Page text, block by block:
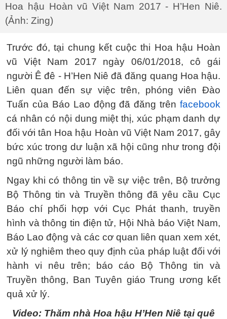
Hoa hậu Hoàn vũ Việt Nam 2017 - H’Hen Niê.
(Ảnh: Zing)
Trước đó, tại chung kết cuộc thi Hoa hậu Hoàn
vũ Việt Nam 2017 ngày 06/01/2018, cô gái
người Ê đê - H’Hen Niê đã đăng quang Hoa hậu.
Liên quan đến sự việc trên, phóng viên Đào
Tuấn của Báo Lao động đã đăng trên facebook
cá nhân có nội dung miệt thị, xúc phạm danh dự
đối với tân Hoa hậu Hoàn vũ Việt Nam 2017, gây
bức xúc trong dư luận xã hội cũng như trong đội
ngũ những người làm báo.
Ngay khi có thông tin về sự việc trên, Bộ trưởng
Bộ Thông tin và Truyền thông đã yêu cầu Cục
Báo chí phối hợp với Cục Phát thanh, truyền
hình và thông tin điện tử, Hội Nhà báo Việt Nam,
Báo Lao động và các cơ quan liên quan xem xét,
xử lý nghiêm theo quy định của pháp luật đối với
hành vi nêu trên; báo cáo Bộ Thông tin và
Truyền thông, Ban Tuyên giáo Trung ương kết
quả xử lý.
Video: Thăm nhà Hoa hậu H’Hen Niê tại quê